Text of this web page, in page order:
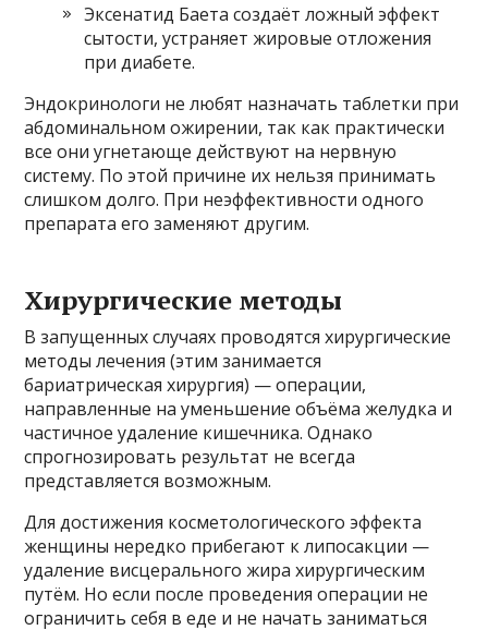
Эксенатид Баета создаёт ложный эффект
сытости, устраняет жировые отложения
при диабете.
Эндокринологи не любят назначать таблетки при
абдоминальном ожирении, так как практически
все они угнетающе действуют на нервную
систему. По этой причине их нельзя принимать
слишком долго. При неэффективности одного
препарата его заменяют другим.
Хирургические методы
В запущенных случаях проводятся хирургические
методы лечения (этим занимается
бариатрическая хирургия) — операции,
направленные на уменьшение объёма желудка и
частичное удаление кишечника. Однако
спрогнозировать результат не всегда
представляется возможным.
Для достижения косметологического эффекта
женщины нередко прибегают к липосакции —
удаление висцерального жира хирургическим
путём. Но если после проведения операции не
ограничить себя в еде и не начать заниматься